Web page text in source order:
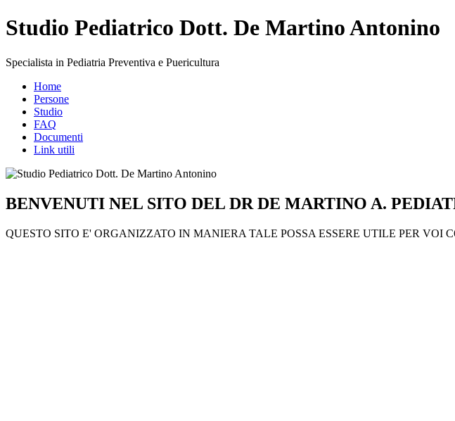
Studio Pediatrico Dott. De Martino Antonino
Specialista in Pediatria Preventiva e Puericultura
Home
Persone
Studio
FAQ
Documenti
Link utili
BENVENUTI NEL SITO DEL DR DE MARTINO A.
QUESTO SITO E' ORGANIZZATO IN MANIERA TALE POSSA ESSERE UTILE PER